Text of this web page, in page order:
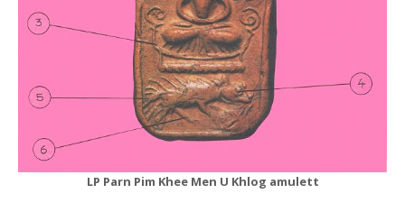
LP Parn Pim Khee Men U Khlog amulett